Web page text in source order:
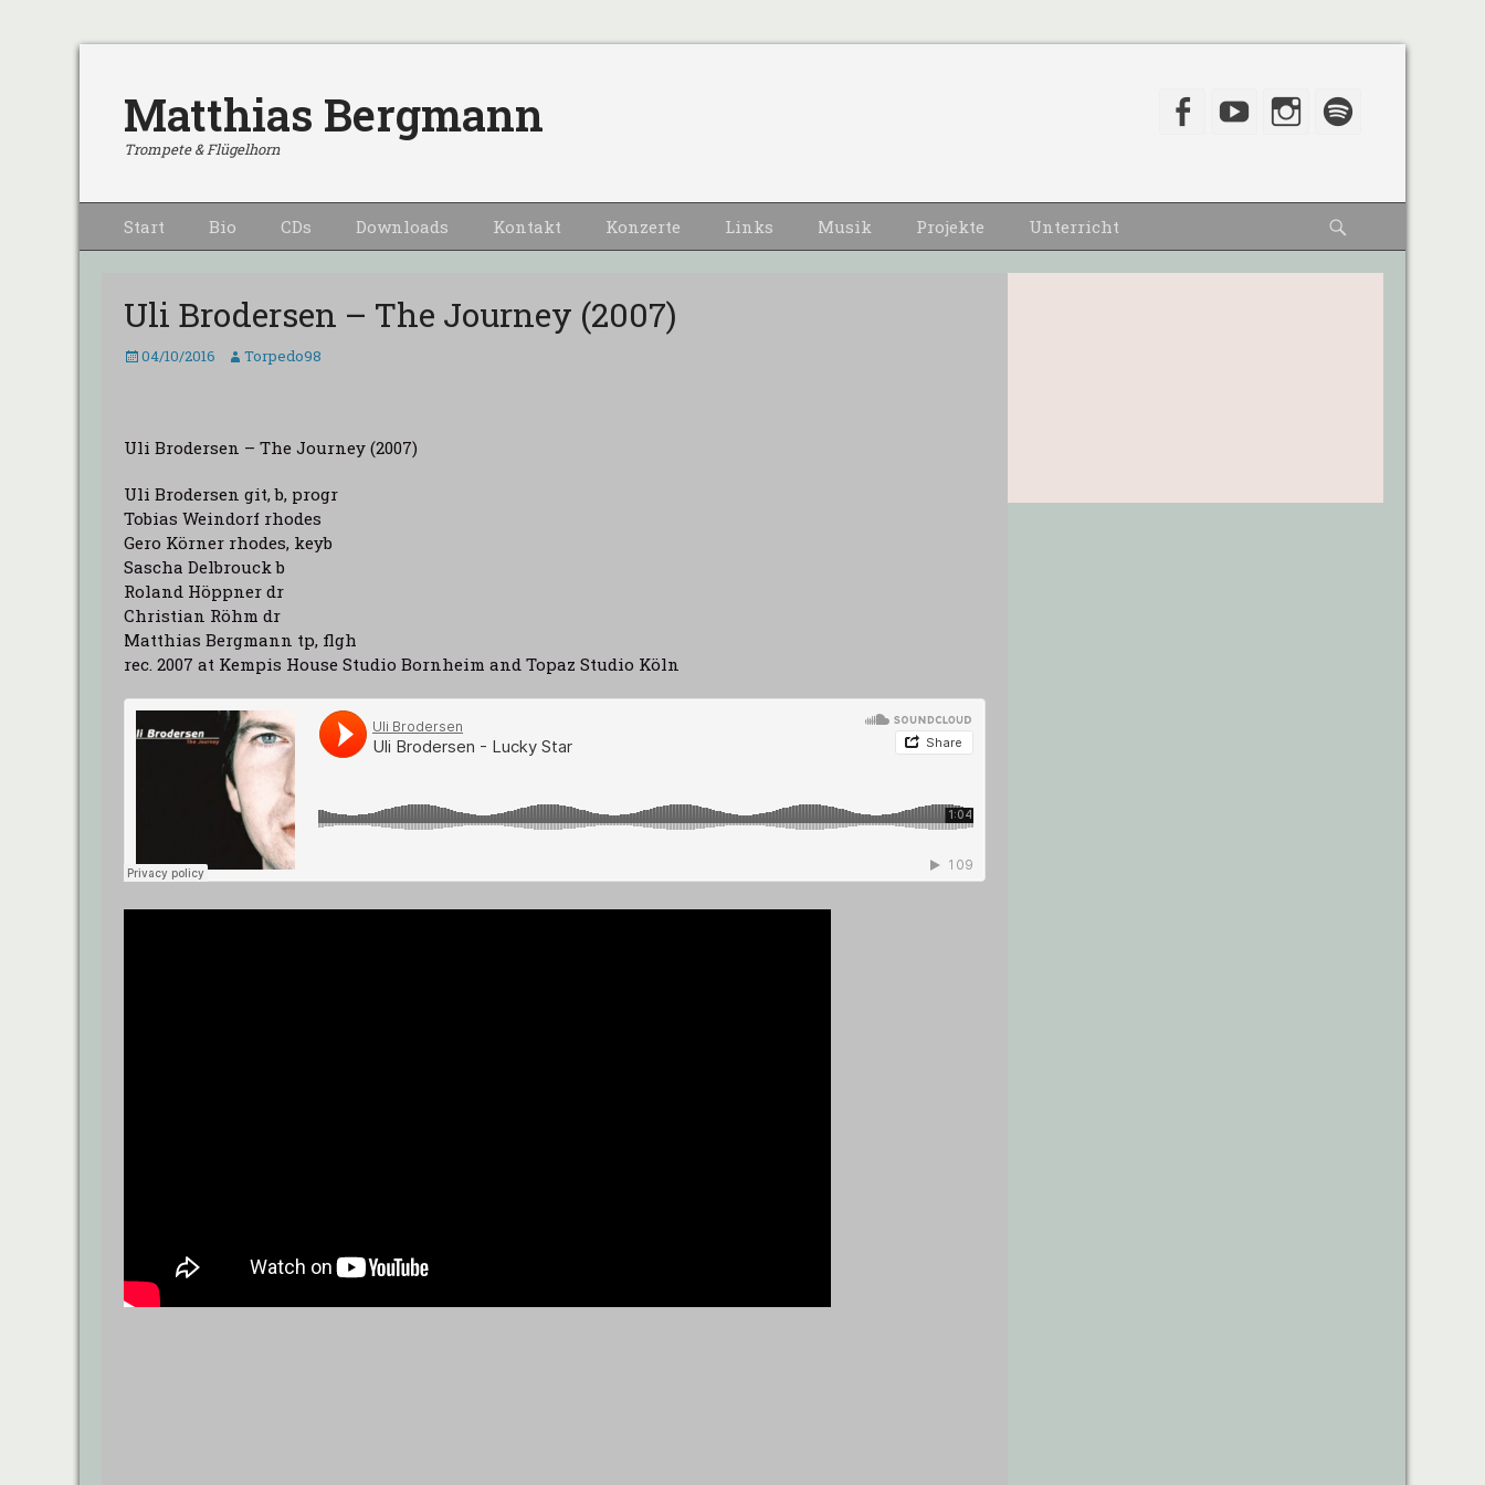
Matthias Bergmann
Trompete & Flügelhorn
Facebook
YouTubeInstagram
Primärmenu
zum
Start Bio CDs Downloads Kontakt Konzerte Links Musik Projekte Unterricht
Uli Brodersen – The Journey (2007)
Veröffentlicht
04/10/2016 Autor
Torpedo98
Uli Brodersen – The Journey (2007)
Uli Brodersen git, b, progr
Tobias Weindorf rhodes
Gero Körner rhodes, keyb
Sascha Delbrouck b
Roland Höppner dr
Christian Röhm dr
Matthias Bergmann tp, flgh
rec. 2007 at Kempis House Studio Bornheim and Topaz Studio Köln